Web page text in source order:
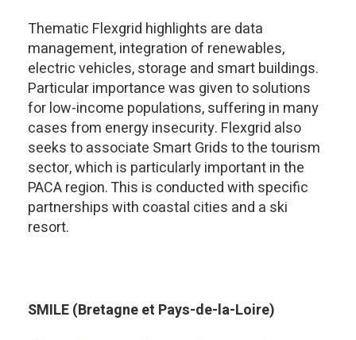
Thematic Flexgrid highlights are data
management, integration of renewables,
electric vehicles, storage and smart buildings.
Particular importance was given to solutions
for low-income populations, suffering in many
cases from energy insecurity. Flexgrid also
seeks to associate Smart Grids to the tourism
sector, which is particularly important in the
PACA region. This is conducted with specific
partnerships with coastal cities and a ski
resort.
SMILE (Bretagne et Pays-de-la-Loire)